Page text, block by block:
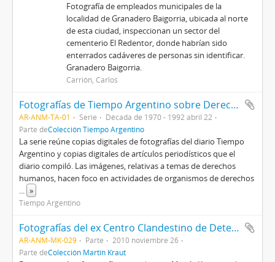
Fotografía de empleados municipales de la
localidad de Granadero Baigorria, ubicada al norte
de esta ciudad, inspeccionan un sector del
cementerio El Redentor, donde habrían sido
enterrados cadáveres de personas sin identificar.
Granadero Baigorria.
Carrión, Carlos
Fotografías de Tiempo Argentino sobre Derechos Humanos
AR-ANM-TA-01 Serie
Década de 1970 - 1992 abril 22
Parte deColección Tiempo Argentino
La serie reúne copias digitales de fotografías del diario Tiempo
Argentino y copias digitales de artículos periodísticos que el
diario compiló. Las imágenes, relativas a temas de derechos
humanos, hacen foco en actividades de organismos de derechos
... »
Tiempo Argentino
Fotografías del ex Centro Clandestino de Detención (CCD) La Calamita
AR-ANM-MK-029 Parte
2010 noviembre 26
Parte deColección Martín Kraut